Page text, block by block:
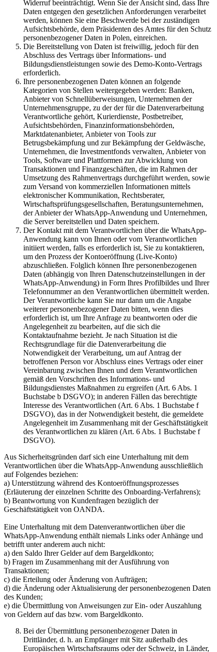
Widerruf beeinträchtigt. Wenn Sie der Ansicht sind, dass Ihre
Daten entgegen den gesetzlichen Anforderungen verarbeitet
werden, können Sie eine Beschwerde bei der zuständigen
Aufsichtsbehörde, dem Präsidenten des Amtes für den Schutz
personenbezogener Daten in Polen, einreichen.
Die Bereitstellung von Daten ist freiwillig, jedoch für den
Abschluss des Vertrags über Informations- und
Bildungsdienstleistungen sowie des Demo-Konto-Vertrags
erforderlich.
Ihre personenbezogenen Daten können an folgende
Kategorien von Stellen weitergegeben werden: Banken,
Anbieter von Schnellüberweisungen, Unternehmen der
Unternehmensgruppe, zu der der für die Datenverarbeitung
Verantwortliche gehört, Kurierdienste, Postbetreiber,
Aufsichtsbehörden, Finanzinformationsbehörden,
Marktdatenanbieter, Anbieter von Tools zur
Betrugsbekämpfung und zur Bekämpfung der Geldwäsche,
Unternehmen, die Investmentfonds verwalten, Anbieter von
Tools, Software und Plattformen zur Abwicklung von
Transaktionen und Finanzgeschäften, die im Rahmen der
Umsetzung des Rahmenvertrags durchgeführt werden, sowie
zum Versand von kommerziellen Informationen mittels
elektronischer Kommunikation, Rechtsberater,
Wirtschaftsprüfungsgesellschaften, Beratungsunternehmen,
der Anbieter der WhatsApp-Anwendung und Unternehmen,
die Server bereitstellen und Daten speichern.
Der Kontakt mit dem Verantwortlichen über die WhatsApp-
Anwendung kann von Ihnen oder vom Verantwortlichen
initiiert werden, falls es erforderlich ist, Sie zu kontaktieren,
um den Prozess der Kontoeröffnung (Live-Konto)
abzuschließen. Folglich können Ihre personenbezogenen
Daten (abhängig von Ihren Datenschutzeinstellungen in der
WhatsApp-Anwendung) in Form Ihres Profilbildes und Ihrer
Telefonnummer an den Verantwortlichen übermittelt werden.
Der Verantwortliche kann Sie nur dann um die Angabe
weiterer personenbezogener Daten bitten, wenn dies
erforderlich ist, um Ihre Anfrage zu beantworten oder die
Angelegenheit zu bearbeiten, auf die sich die
Kontaktaufnahme bezieht. Je nach Situation ist die
Rechtsgrundlage für die Datenverarbeitung die
Notwendigkeit der Verarbeitung, um auf Antrag der
betroffenen Person vor Abschluss eines Vertrags oder einer
Vereinbarung zwischen Ihnen und dem Verantwortlichen
gemäß den Vorschriften des Informations- und
Bildungsdienstes Maßnahmen zu ergreifen (Art. 6 Abs. 1
Buchstabe b DSGVO); in anderen Fällen das berechtigte
Interesse des Verantwortlichen (Art. 6 Abs. 1 Buchstabe f
DSGVO), das in der Notwendigkeit besteht, die gemeldete
Angelegenheit im Zusammenhang mit der Geschäftstätigkeit
des Verantwortlichen zu klären (Art. 6 Abs. 1 Buchstabe f
DSGVO).
Aus Sicherheitsgründen darf sich eine Unterhaltung mit dem
Verantwortlichen über die WhatsApp-Anwendung ausschließlich
auf Folgendes beziehen:
a) Unterstützung während des Kontoeröffnungsprozesses
(Erläuterung der einzelnen Schritte des Onboarding-Verfahrens);
b) Beantwortung von Kundenfragen bezüglich der
Geschäftstätigkeit von OANDA.
Eine Unterhaltung mit dem Datenverantwortlichen über die
WhatsApp-Anwendung enthält niemals Links oder Anhänge und
betrifft unter anderem auch nicht:
a) den Saldo Ihrer Gelder auf dem Bargeldkonto;
b) Fragen im Zusammenhang mit der Ausführung von
Transaktionen;
c) die Erteilung oder Änderung von Aufträgen;
d) die Änderung oder Aktualisierung der personenbezogenen Daten
des Kunden;
e) die Übermittlung von Anweisungen zur Ein- oder Auszahlung
von Geldern auf das bzw. vom Bargeldkonto.
Bei der Übermittlung personenbezogener Daten in
Drittländer, d. h. an Empfänger mit Sitz außerhalb des
Europäischen Wirtschaftsraums oder der Schweiz, in Länder,